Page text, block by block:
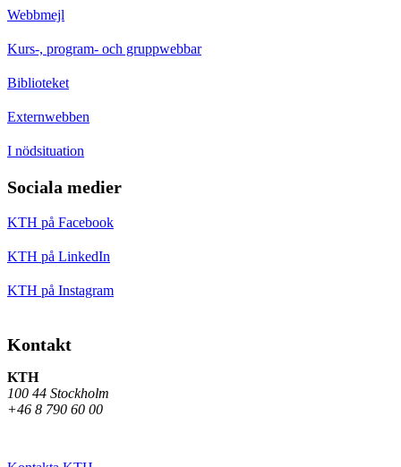
Webbmejl
Kurs-, program- och gruppwebbar
Biblioteket
Externwebben
I nödsituation
Sociala medier
KTH på Facebook
KTH på LinkedIn
KTH på Instagram
Kontakt
KTH
100 44 Stockholm
+46 8 790 60 00